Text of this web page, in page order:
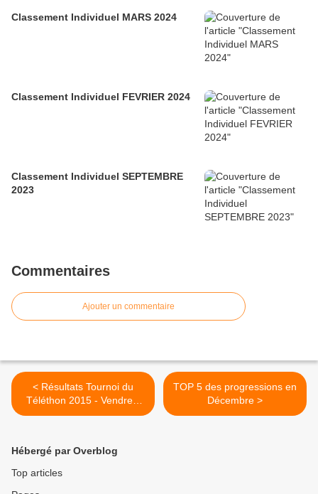
Classement Individuel MARS 2024
Classement Individuel FEVRIER 2024
Classement Individuel SEPTEMBRE
2023
Commentaires
Ajouter un commentaire
< Résultats Tournoi du
Téléthon 2015 - Vendredi
04/12
TOP 5 des progressions en
Décembre >
Hébergé par Overblog
Top articles